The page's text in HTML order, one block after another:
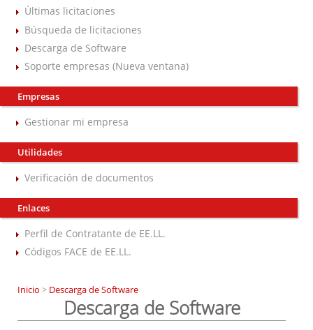
Últimas licitaciones
Búsqueda de licitaciones
Descarga de Software
Soporte empresas (Nueva ventana)
Empresas
Gestionar mi empresa
Utilidades
Verificación de documentos
Enlaces
Perfil de Contratante de EE.LL.
Códigos FACE de EE.LL.
Inicio > Descarga de Software
Descarga de Software